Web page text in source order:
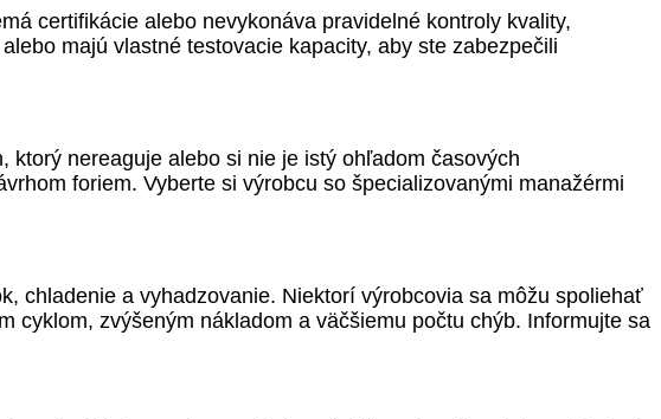
certifikácie alebo nevykonáva pravidelné kontroly kvality,
majú vlastné testovacie kapacity, aby ste zabezpečili
nereaguje alebo si nie je istý ohľadom časových
foriem. Vyberte si výrobcu so špecializovanými manažérmi
chladenie a vyhadzovanie. Niektorí výrobcovia sa môžu spoliehať
cyklom, zvýšeným nákladom a väčšiemu počtu chýb. Informujte sa